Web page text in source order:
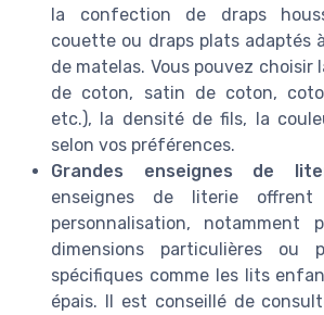
la confection de draps
couette ou draps plats adaptés
de matelas. Vous pouvez choisir
de coton, satin de coton,
etc.), la densité de fils, la
selon vos préférences.
Grandes enseignes de
enseignes de literie
personnalisation,
dimensions particulières ou
spécifiques comme les lits
épais. Il est conseillé de